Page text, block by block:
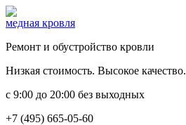
медная кровля
Ремонт и обустройство кровли
Низкая стоимость. Высокое качество.
c 9:00 до 20:00 без выходных
+7 (495) 665-05-60